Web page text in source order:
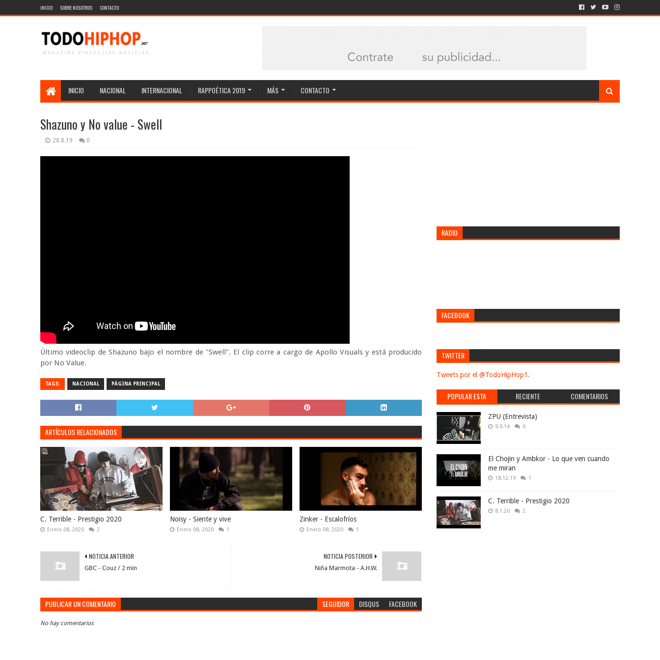
INICIO SOBRE NOSOTROS CONTACTO
INICIO NACIONAL INTERNACIONAL RAPPOÉTICA 2019 MÁS CONTACTO
Shazuno y No value - Swell
28.8.19 0
Último videoclip de Shazuno bajo el nombre de "Swell". El clip corre a cargo de Apollo Visuals y está producido
por No Value.
TAGS: NACIONAL PÁGINA PRINCIPAL
ARTÍCULOS RELACIONADOS
C. Terrible - Prestigio 2020
Enero 08, 2020 2
Noisy - Siente y vive
Enero 08, 2020 1
Zinker - Escalofríos
Enero 08, 2020 1
NOTICIA POSTERIOR
Niña Marmota - A.H.W.
NOTICIA ANTERIOR
GBC - Couz / 2 min
PUBLICAR UN COMENTARIO SEGUIDOR DISQUS FACEBOOK
No hay comentarios
RADIO
FACEBOOK
TWITTER
Tweets por el @TodoHipHop1.
POPULAR ESTA
SEMANA
RECIENTE COMENTARIOS
ZPU (Entrevista)
9.9.14 0
El Chojin y Ambkor - Lo que ven cuando
me miran
18.12.19 1
C. Terrible - Prestigio 2020
8.1.20 2